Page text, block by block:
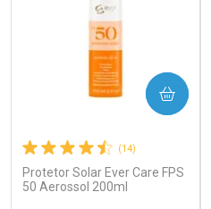
(14)
Protetor Solar Ever Care FPS
50 Aerossol 200ml
COMPRAR